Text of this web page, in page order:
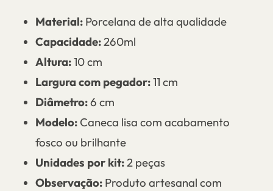
Material:Porcelana de alta qualidade
Capacidade:260ml
Altura:10 cm
Largura com pegador:11 cm
Diâmetro:6 cm
Modelo:Caneca lisa com acabamento
fosco ou brilhante
Unidades por kit:2 peças
Observação:Produto artesanal com